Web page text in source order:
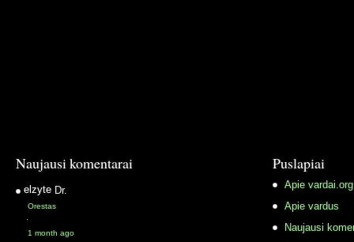
Naujausi komentarai
elzyte Dr.
Orestas
·
1 month ago
Puslapiai
Apie vardai.org
Apie vardus
Naujausi